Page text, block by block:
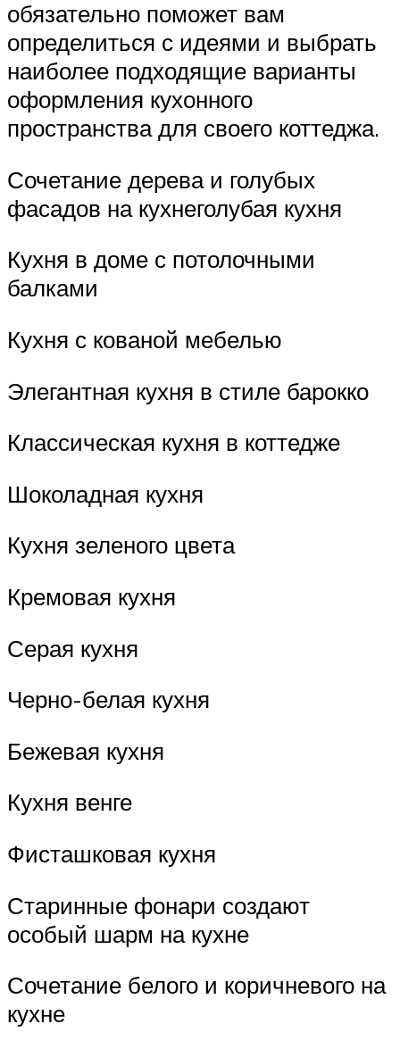
обязательно поможет вам
определиться с идеями и выбрать
наиболее подходящие варианты
оформления кухонного
пространства для своего коттеджа.
Сочетание дерева и голубых
фасадов на кухнеголубая кухня
Кухня в доме с потолочными
балками
Кухня с кованой мебелью
Элегантная кухня в стиле барокко
Классическая кухня в коттедже
Шоколадная кухня
Кухня зеленого цвета
Кремовая кухня
Серая кухня
Черно-белая кухня
Бежевая кухня
Кухня венге
Фисташковая кухня
Старинные фонари создают
особый шарм на кухне
Сочетание белого и коричневого на
кухне